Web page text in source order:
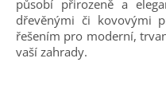
působí přirozeně a
dřevěnými či kovovými
řešením pro moderní,
vaší zahrady.